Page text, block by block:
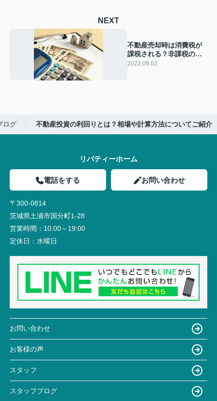
NEXT
不動産売却時は消費税が
課税される？非課税の場
合や注意点もご紹介
2022.09.02
ログ 不動産投資の利回りとは？相場や計算方法についてご紹介
リバティーホーム
電話をする お問い合わせ
〒300-0814
茨城県土浦市国分町1-28
営業時間： 10:00～19:00
定休日： 水曜日
お問い合わせ
お客様の声
スタッフ
スタッフブログ